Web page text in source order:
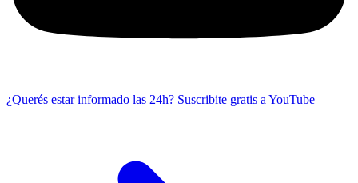
¿Querés estar informado las 24h? Suscribite gratis a YouTube